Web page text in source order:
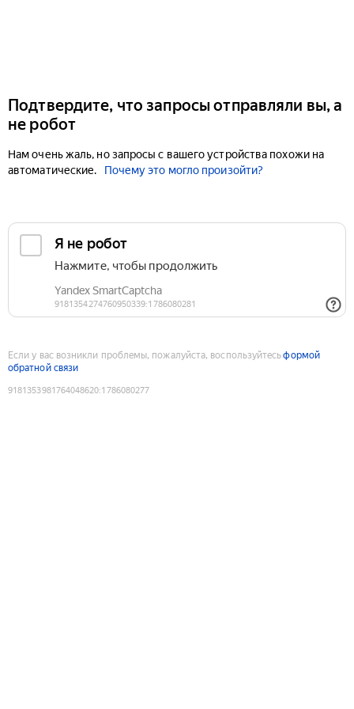
Подтвердите, что запросы отправляли вы, а
не робот
Нам очень жаль, но запросы с вашего устройства похожи на
автоматические.
Почему это могло произойти?
Если у вас возникли проблемы, пожалуйста, воспользуйтесьформой
обратной связи
9181353981764048620:1786080277